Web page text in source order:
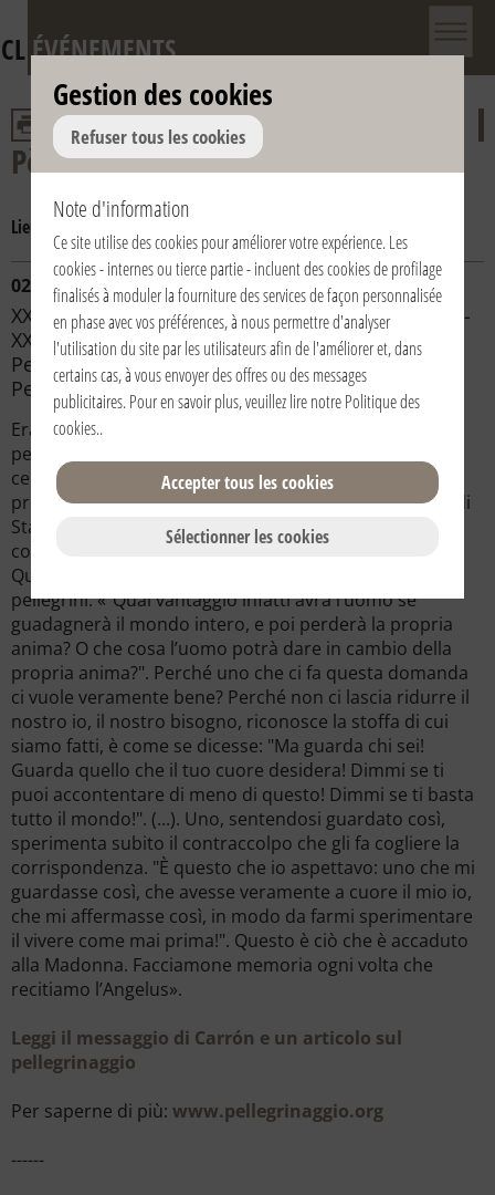
CLÉVÉNEMENTS
Pèlerinages
Lieu:
02/06/2007 | Italia / Italy | Macerata-Loreto
XXIX Pellegrinaggio a piedi da Macerata a Loreto -
XXIX Pilgrimage from Macerata to Loreto - XXIX
Peregrinación a pie de Macerata a Loreto - XXIX
Peregrinação a pé de Macerata a Loreto
Erano circa 65mila i partecipanti alla XXIX edizione del
pellegrinaggio a piedi Macerata-Loreto. Dopo la messa
celebrata allo stadio Helvia Recina di Macerata e
presieduta dal cardinale Tarcisio Bertone (segretario di
Stato Vaticano), ha avuto inzio il pellegrinaggio,
conclusosi alla Casa Santa di Loreto.
Questo il messaggio di don Julián Carrón a tutti i
pellegrini: «"Qual vantaggio infatti avrà l’uomo se
guadagnerà il mondo intero, e poi perderà la propria
anima? O che cosa l’uomo potrà dare in cambio della
propria anima?". Perché uno che ci fa questa domanda
ci vuole veramente bene? Perché non ci lascia ridurre il
nostro io, il nostro bisogno, riconosce la stoffa di cui
siamo fatti, è come se dicesse: "Ma guarda chi sei!
Guarda quello che il tuo cuore desidera! Dimmi se ti
puoi accontentare di meno di questo! Dimmi se ti basta
tutto il mondo!". (...). Uno, sentendosi guardato così,
sperimenta subito il contraccolpo che gli fa cogliere la
corrispondenza. "È questo che io aspettavo: uno che mi
guardasse così, che avesse veramente a cuore il mio io,
che mi affermasse così, in modo da farmi sperimentare
il vivere come mai prima!". Questo è ciò che è accaduto
alla Madonna. Facciamone memoria ogni volta che
recitiamo l’Angelus».
Leggi il messaggio di Carrón e un articolo sul
pellegrinaggio
Per saperne di più: www.pellegrinaggio.org
------
Gestion des cookies
Refuser tous les cookies
Note d'information
Ce site utilise des cookies pour améliorer votre expérience. Les
cookies - internes ou tierce partie - incluent des cookies de profilage
finalisés à moduler la fourniture des services de façon personnalisée
en phase avec vos préférences, à nous permettre d'analyser
l'utilisation du site par les utilisateurs afin de l'améliorer et, dans
certains cas, à vous envoyer des offres ou des messages
publicitaires. Pour en savoir plus, veuillez lire notrePolitique des
cookies..
Sélectionner les cookies
Accepter tous les cookies